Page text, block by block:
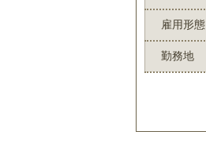
雇用形態
勤務地